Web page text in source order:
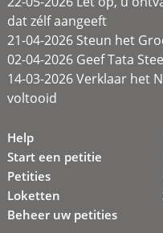
dat zélf aangeeft
21-04-2026 Steun het
02-04-2026 Geef Tata
14-03-2026 Verklaar het
voltooid
Help
Start een petitie
Petities
Loketten
Beheer uw petities